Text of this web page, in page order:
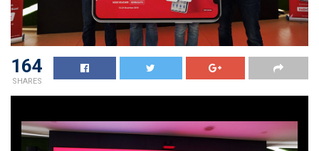
164
SHARES